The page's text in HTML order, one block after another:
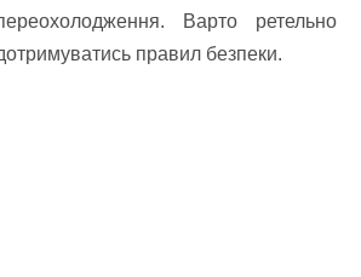
Варто ретельно
правил безпеки.